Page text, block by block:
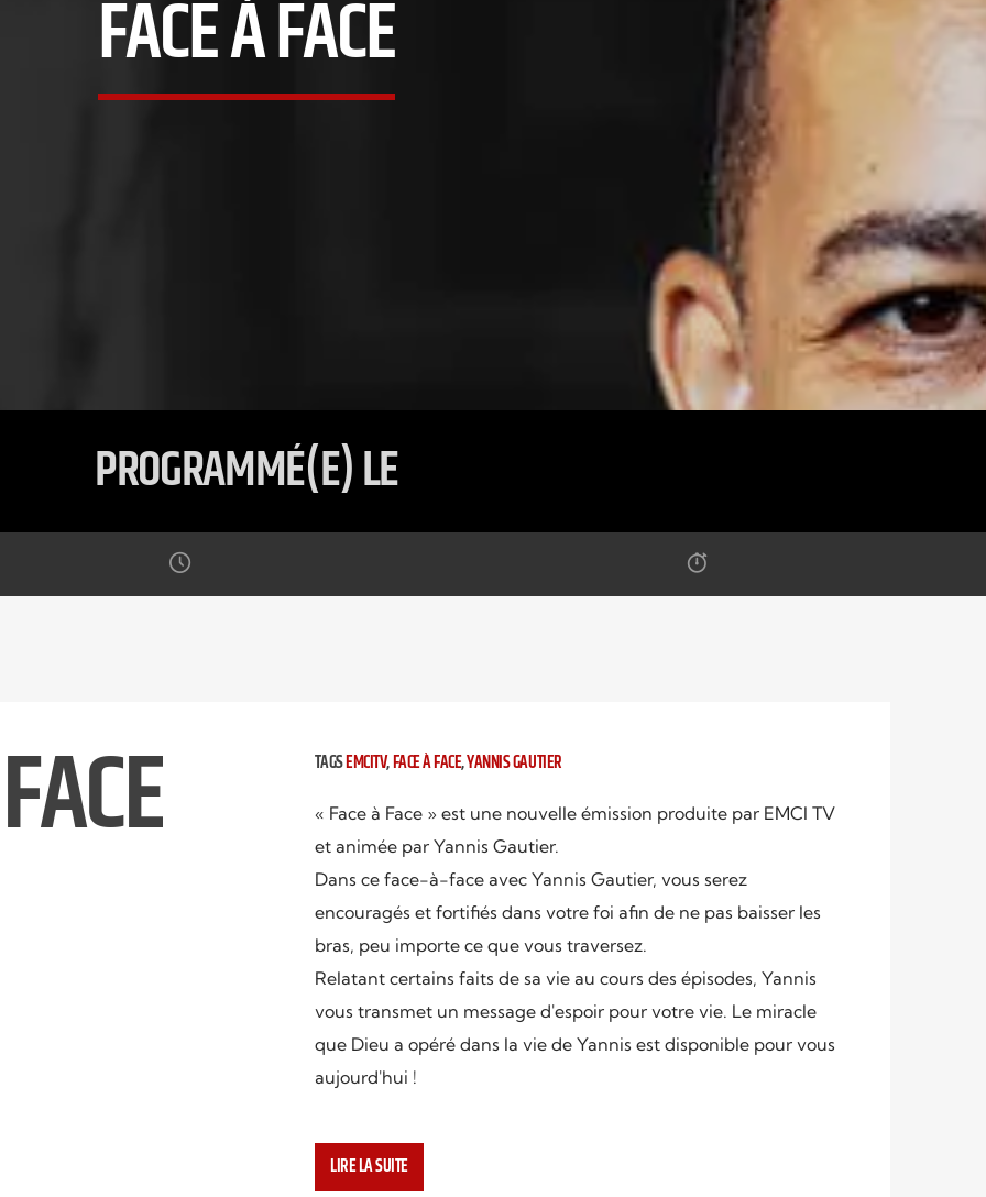
FACE À FACE
PROGRAMMÉ(E) LE
TAGSEMCITV,FACE À FACE,YANNIS GAUTIER
« Face à Face » est une nouvelle émission produite par EMCI TV
et animée par Yannis Gautier.
Dans ce face-à-face avec Yannis Gautier, vous serez
encouragés et fortifiés dans votre foi afin de ne pas baisser les
bras, peu importe ce que vous traversez.
Relatant certains faits de sa vie au cours des épisodes, Yannis
vous transmet un message d'espoir pour votre vie. Le miracle
que Dieu a opéré dans la vie de Yannis est disponible pour vous
aujourd'hui !
et animée par Yannis Gautier. Dans ce face-à-face avec Yannis
Gautier, vous serez encouragés et fortifiés dans votre foi afin de
LIRE LA SUITE